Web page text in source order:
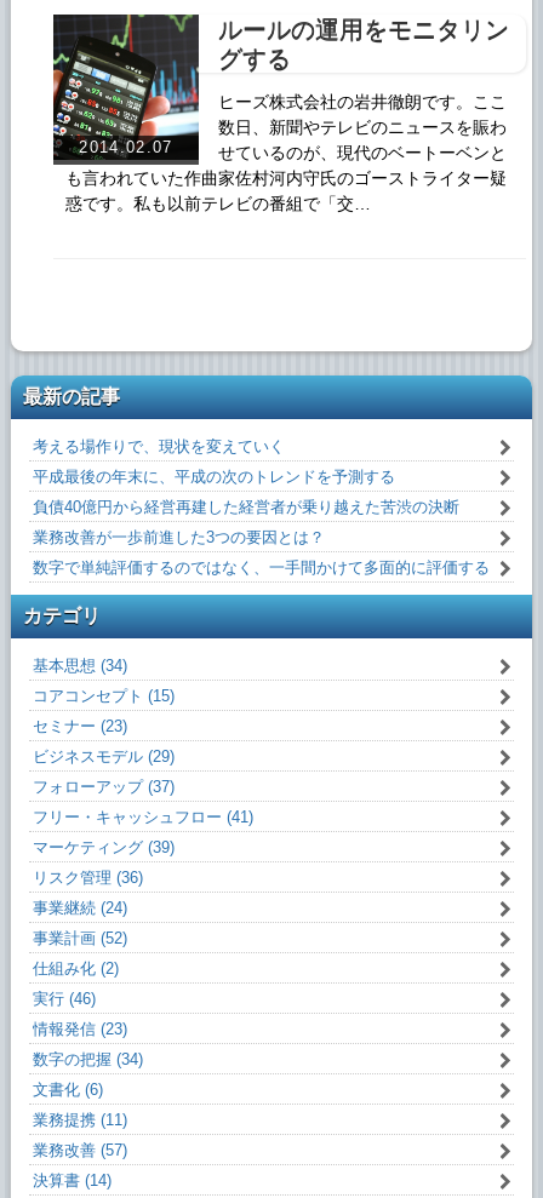
2014.02.07
ルールの運用をモニタリン
グする
ヒーズ株式会社の岩井徹朗です。ここ
数日、新聞やテレビのニュースを賑わ
せているのが、現代のベートーベンと
も言われていた作曲家佐村河内守氏のゴーストライター疑
惑です。私も以前テレビの番組で「交…
最新の記事
考える場作りで、現状を変えていく
平成最後の年末に、平成の次のトレンドを予測する
負債40億円から経営再建した経営者が乗り越えた苦渋の決断
業務改善が一歩前進した3つの要因とは？
数字で単純評価するのではなく、一手間かけて多面的に評価する
カテゴリ
基本思想 (34)
コアコンセプト (15)
セミナー (23)
ビジネスモデル (29)
フォローアップ (37)
フリー・キャッシュフロー (41)
マーケティング (39)
リスク管理 (36)
事業継続 (24)
事業計画 (52)
仕組み化 (2)
実行 (46)
情報発信 (23)
数字の把握 (34)
文書化 (6)
業務提携 (11)
業務改善 (57)
決算書 (14)